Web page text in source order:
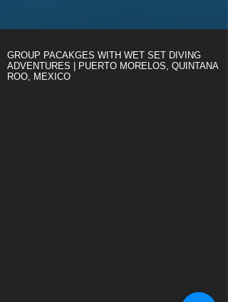
GROUP PACAKGES WITH WET SET DIVING
ADVENTURES | PUERTO MORELOS, QUINTANA
ROO, MEXICO